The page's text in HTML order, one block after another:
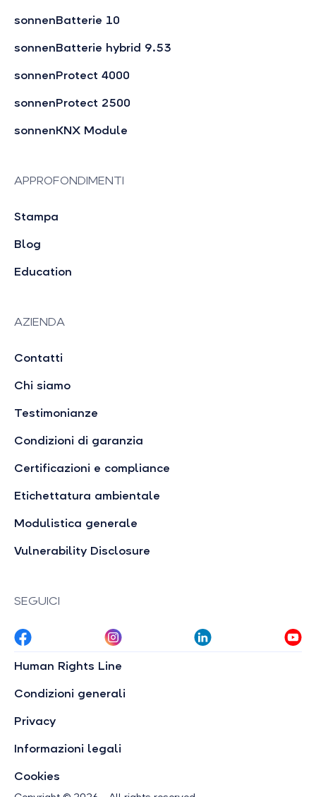
sonnenBatterie 10
sonnenBatterie hybrid 9.53
sonnenProtect 4000
sonnenProtect 2500
sonnenKNX Module
APPROFONDIMENTI
Stampa
Blog
Education
AZIENDA
Contatti
Chi siamo
Testimonianze
Condizioni di garanzia
Certificazioni e compliance
Etichettatura ambientale
Modulistica generale
Vulnerability Disclosure
SEGUICI
Human Rights Line
Condizioni generali
Privacy
Informazioni legali
Cookies